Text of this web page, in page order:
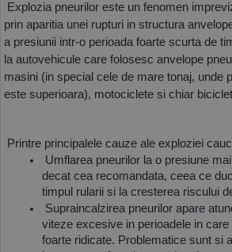
Explozia pneurilor este un fenomen
prin aparitia unei rupturi in structura
a presiunii intr-o perioada foarte scurta de
la autovehicule care folosesc anvelope
masini (in special cele de mare tonaj, unde
este superioara), motociclete si chiar
Printre principalele cauze ale exploziei
Umflarea pneurilor la o presiune
decat cea recomandata, ceea ce
timpul rularii si la cresterea riscului
Supraincalzirea pneurilor apare
viteze excesive in perioadele in
foarte ridicate. Problematice sunt si